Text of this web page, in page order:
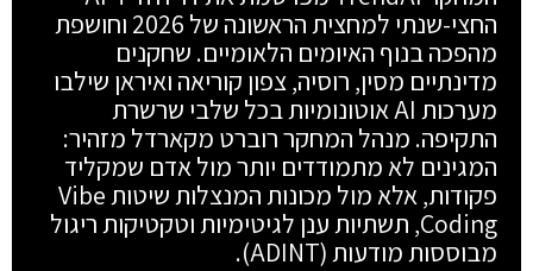
החצי-שנתי למחצית הראשונה של 2026 וחושפת
מהפכה בנוף האיומים הלאומיים. שחקנים
מדינתיים מסין, רוסיה, צפון קוריאה ואיראן שילבו
מערכות AI אוטונומיות בכל שלבי שרשרת
התקיפה. מנהל המחקר רוברט מקארדל מזהיר:
המגינים לא מתמודדים יותר מול אדם שמקליד
פקודות, אלא מול מכונות המנצלות שיטות Vibe
Coding, תשתיות ענן לגיטימיות וטקטיקות ריגול
מבוססות מודעות (ADINT).